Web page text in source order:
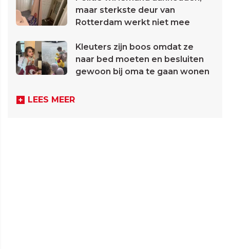
maar sterkste deur van
Rotterdam werkt niet mee
Kleuters zijn boos omdat ze
naar bed moeten en besluiten
gewoon bij oma te gaan wonen
LEES MEER